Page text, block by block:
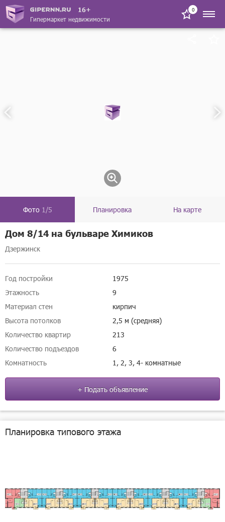
16+
Гипермаркет недвижимости
0
Фото 1/5 Планировка На карте
Дом 8/14 на бульваре Химиков
Дзержинск
Год постройки
1975
Этажность
9
Материал стен
кирпич
Высота потолков
2,5 м (средняя)
Количество квартир
213
Количество подъездов
6
Комнатность
1, 2, 3, 4- комнатные
+ Подать объявление
Планировка типового этажа